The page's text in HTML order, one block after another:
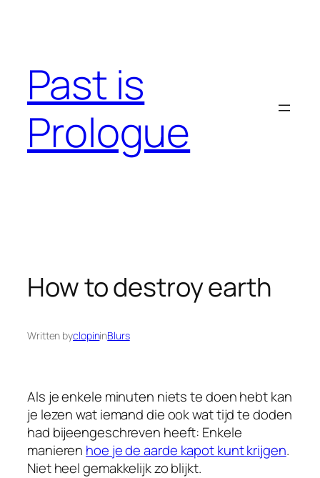
Past is
Prologue
How to destroy earth
Written byclopininBlurs
Als je enkele minuten niets te doen hebt kan
je lezen wat iemand die ook wat tijd te doden
had bijeengeschreven heeft: Enkele
manieren hoe je de aarde kapot kunt krijgen.
Niet heel gemakkelijk zo blijkt.